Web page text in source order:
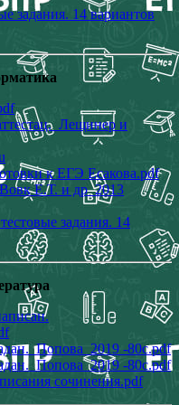
задания. 14 вариантов
и
к ЕГЭ Есакова.pdf
Е.Т. и др_2013
задания. 14
-80с.pdf
-80с.pdf
сочинения.pdf